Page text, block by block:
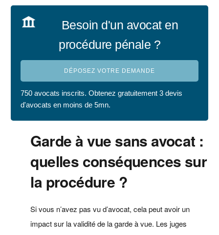
Besoin d'un avocat en
procédure pénale ?
DÉPOSEZ VOTRE DEMANDE
750 avocats inscrits. Obtenez gratuitement 3 devis
d'avocats en moins de 5mn.
Garde à vue sans avocat :
quelles conséquences sur
la procédure ?
Si vous n’avez pas vu d’avocat, cela peut avoir un
impact sur la validité de la garde à vue. Les juges